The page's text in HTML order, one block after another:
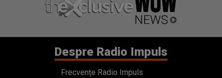
Despre Radio Impuls
Frecvențe Radio Impuls